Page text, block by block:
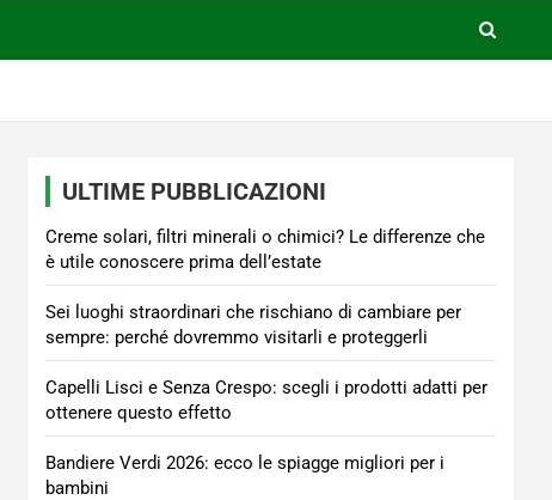
ULTIME PUBBLICAZIONI
Creme solari, filtri minerali o chimici? Le differenze che
è utile conoscere prima dell’estate
Sei luoghi straordinari che rischiano di cambiare per
sempre: perché dovremmo visitarli e proteggerli
Capelli Lisci e Senza Crespo: scegli i prodotti adatti per
ottenere questo effetto
Bandiere Verdi 2026: ecco le spiagge migliori per i
bambini